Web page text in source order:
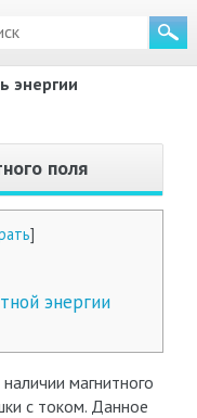
энергии
поля
]
энергии
магнитного
с током. Данное